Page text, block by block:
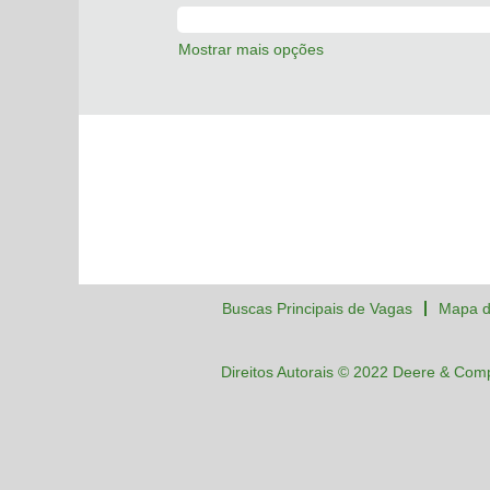
Mostrar mais opções
Buscas Principais de Vagas Mapa
Direitos Autorais © 2022 Deere &